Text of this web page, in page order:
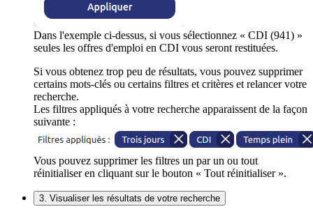
Dans l'exemple ci-dessus, si vous sélectionnez « CDI (941) »
seules les offres d'emploi en CDI vous seront restituées.
Si vous obtenez trop peu de résultats, vous pouvez supprimer
certains mots-clés ou certains filtres et critères et relancer votre
recherche.
Les filtres appliqués à votre recherche apparaissent de la façon
suivante :
Vous pouvez supprimer les filtres un par un ou tout
réinitialiser en cliquant sur le bouton « Tout réinitialiser ».
3. Visualiser les résultats de votre recherche